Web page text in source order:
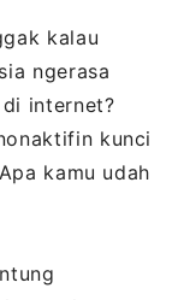
kalau
ngerasa
internet?
kunci
kamu udah